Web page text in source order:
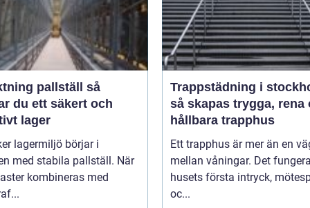
pallställ så
du ett säkert och
lager
lagermiljö börjar i
med stabila pallställ. När
kombineras med
Trappstädning i
så skapas trygga, rena
hållbara trapphus
Ett trapphus är mer än en
mellan våningar. Det
husets första intryck,
oc...